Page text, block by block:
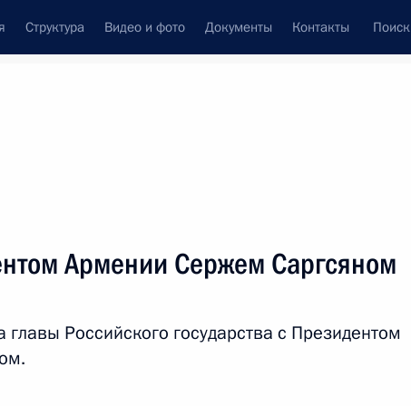
Структура Видео и фото Документы Контакты Поиск
Подписаться на ленту
Армении Сержем Саргсяном
главы Российского государства с Президентом